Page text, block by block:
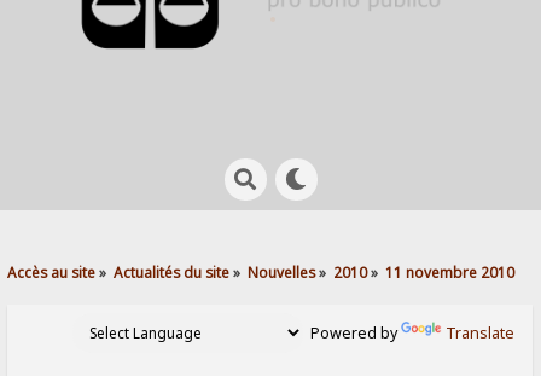
Accès au site» Actualités du site» Nouvelles» 2010» 11 novembre 2010
Powered by Translate